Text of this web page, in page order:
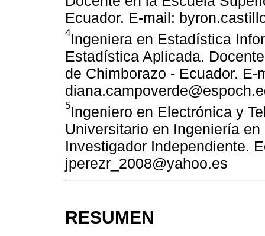
Ecuador. E-mail:
4Ingeniera en Estadística
Estadística Aplicada.
de Chimborazo - Ecuador. E-
5Ingeniero en Electrónica y
Universitario en Ingeniería
Investigador Independiente.
jperezr_2008@yahoo.es
RESUMEN